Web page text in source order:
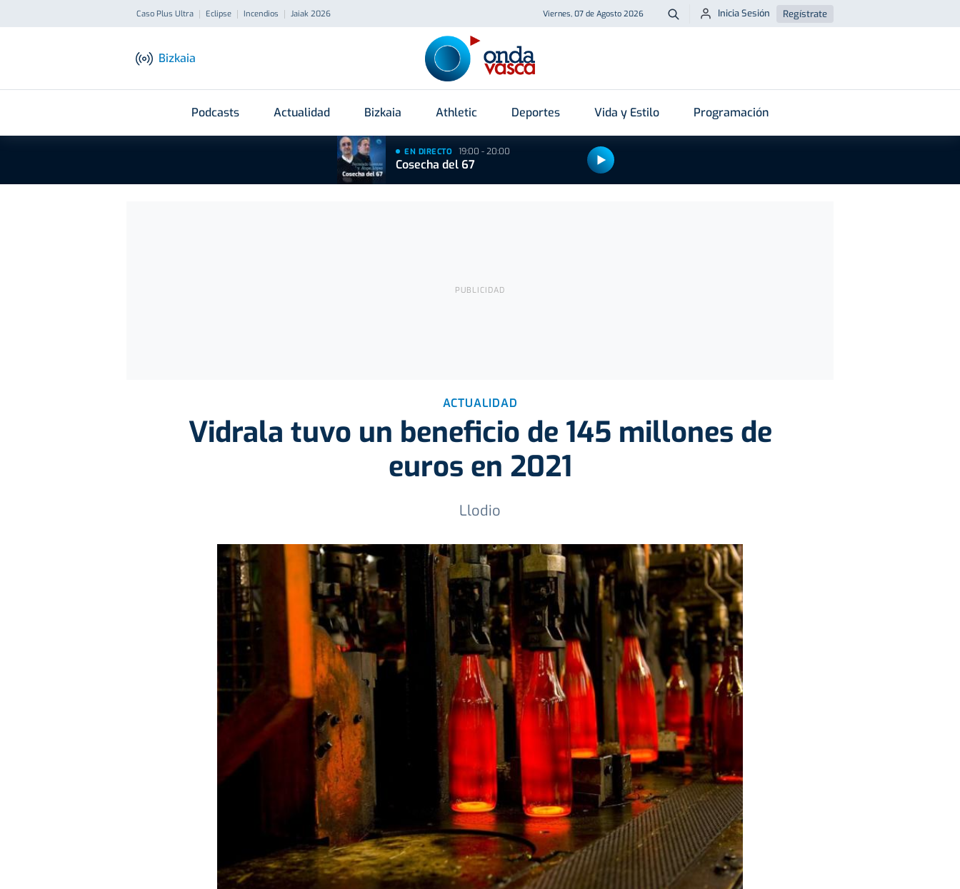
Caso Plus Ultra Eclipse Incendios Jaiak 2026 Viernes, 07 de Agosto 2026 Buscar
Inicia Sesión Regístrate
Bizkaia
Podcasts Actualidad Bizkaia Athletic Deportes Vida y Estilo Programación
EN DIRECTO 19:00 - 20:00
Cosecha del 67
ACTUALIDAD
Vidrala tuvo un beneficio de 145 millones de
euros en 2021
Llodio